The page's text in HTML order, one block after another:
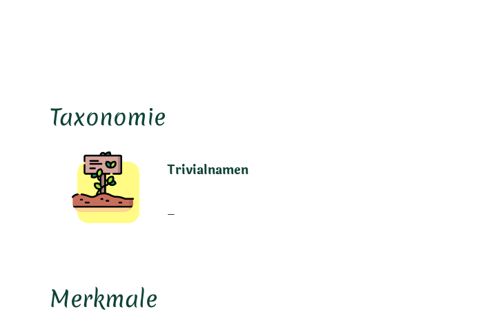
Taxonomie
Trivialnamen
–
Merkmale